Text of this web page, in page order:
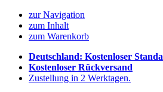
zur Navigation
zum Inhalt
zum Warenkorb
Deutschland: Kostenloser
Kostenloser Rückversand
Zustellung in 2 Werktagen.